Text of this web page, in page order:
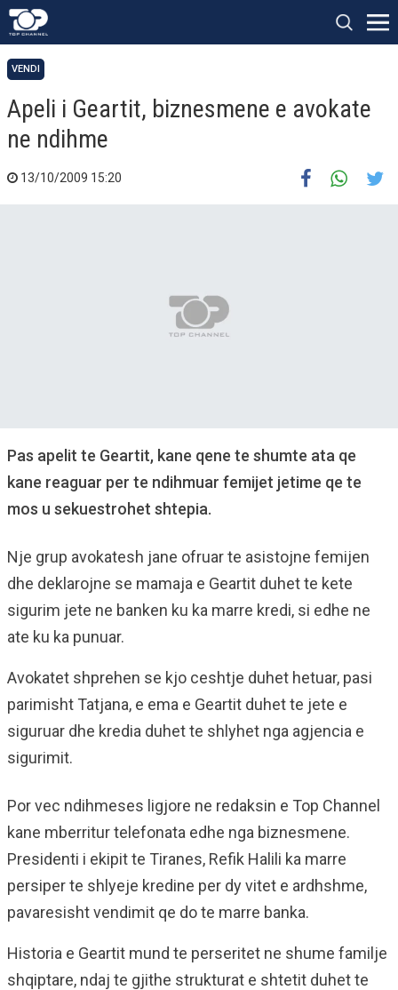
VENDI
Apeli i Geartit, biznesmene e avokate
ne ndihme
13/10/2009 15:20
Pas apelit te Geartit, kane qene te shumte ata qe
kane reaguar per te ndihmuar femijet jetime qe te
mos u sekuestrohet shtepia.
Nje grup avokatesh jane ofruar te asistojne femijen
dhe deklarojne se mamaja e Geartit duhet te kete
sigurim jete ne banken ku ka marre kredi, si edhe ne
ate ku ka punuar.
Avokatet shprehen se kjo ceshtje duhet hetuar, pasi
parimisht Tatjana, e ema e Geartit duhet te jete e
siguruar dhe kredia duhet te shlyhet nga agjencia e
sigurimit.
Por vec ndihmeses ligjore ne redaksin e Top Channel
kane mberritur telefonata edhe nga biznesmene.
Presidenti i ekipit te Tiranes, Refik Halili ka marre
persiper te shlyeje kredine per dy vitet e ardhshme,
pavaresisht vendimit qe do te marre banka.
Historia e Geartit mund te perseritet ne shume familje
shqiptare, ndaj te gjithe strukturat e shtetit duhet te